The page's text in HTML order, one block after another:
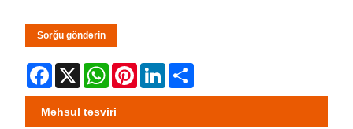
Sorğu göndərin
Facebook
X WhatsApp
PinterestLinkedIn
Məhsul təsviri